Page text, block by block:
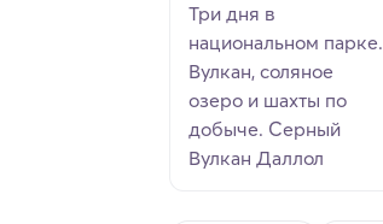
Три дня в
национальном парке.
Вулкан, соляное
озеро и шахты по
добыче. Серный
Вулкан Даллол